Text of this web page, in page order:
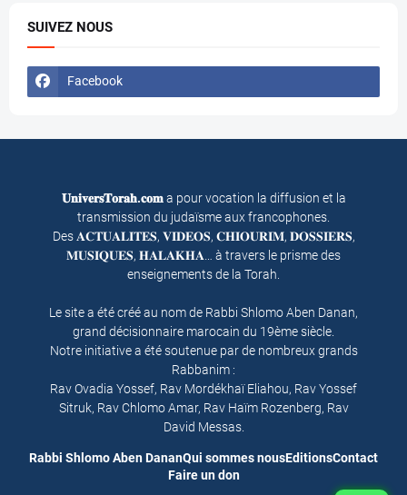
SUIVEZ NOUS
Facebook
𝐔𝐧𝐢𝐯𝐞𝐫𝐬𝐓𝐨𝐫𝐚𝐡.𝐜𝐨𝐦a pour vocation la diffusion et la
transmission du judaïsme aux francophones.
Des 𝐀𝐂𝐓𝐔𝐀𝐋𝐈𝐓𝐄𝐒, 𝐕𝐈𝐃𝐄𝐎𝐒, 𝐂𝐇𝐈𝐎𝐔𝐑𝐈𝐌, 𝐃𝐎𝐒𝐒𝐈𝐄𝐑𝐒,
𝐌𝐔𝐒𝐈𝐐𝐔𝐄𝐒, 𝐇𝐀𝐋𝐀𝐊𝐇𝐀… à travers le prisme des
enseignements de la Torah.
Le site a été créé au nom de Rabbi Shlomo Aben Danan,
grand décisionnaire marocain du 19ème siècle.
Notre initiative a été soutenue par de nombreux grands
Rabbanim :
Rav Ovadia Yossef, Rav Mordékhaï Eliahou, Rav Yossef
Sitruk, Rav Chlomo Amar, Rav Haïm Rozenberg, Rav
David Messas.
Rabbi Shlomo Aben DananQui sommes nousEditionsContact
Faire un don